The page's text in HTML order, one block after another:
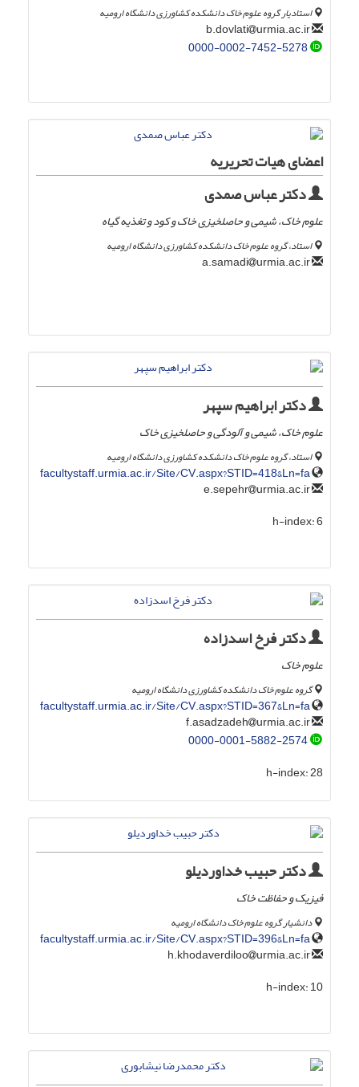
استادیار گروه علوم خاک دانشکده کشاورزی دانشگاه ارومیه
urmia.ac.ir
0000-0002-7452-5278
اعضای هیات تحریریه
دکتر عباس صمدی
علوم خاک، شیمی و حاصلخیزی خاک و کود و تغذیه گیاه
استاد، گروه علوم خاک دانشکده کشاورزی دانشگاه ارومیه
urmia.ac.ir
دکتر ابراهیم سپهر
علوم خاک، شیمی و آلودگی و حاصلخیزی خاک
استاد، گروه علوم خاک دانشکده کشاورزی دانشگاه ارومیه
facultystaff.urmia.ac.ir/Site/CV.aspx?STID=418&Ln=fa
urmia.ac.ir
h-index:6
دکتر فرخ اسدزاده
علوم خاک
گروه علوم خاک دانشکده کشاورزی دانشگاه ارومیه
facultystaff.urmia.ac.ir/Site/CV.aspx?STID=367&Ln=fa
urmia.ac.ir
0000-0001-5882-2574
h-index:28
دکتر حبیب خداوردیلو
فیزیک و حفاظت خاک
دانشیار گروه علوم خاک دانشگاه ارومیه
facultystaff.urmia.ac.ir/Site/CV.aspx?STID=396&Ln=fa
urmia.ac.ir
h-index:10